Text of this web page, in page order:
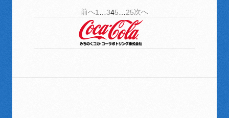
前へ1 345 25次へ